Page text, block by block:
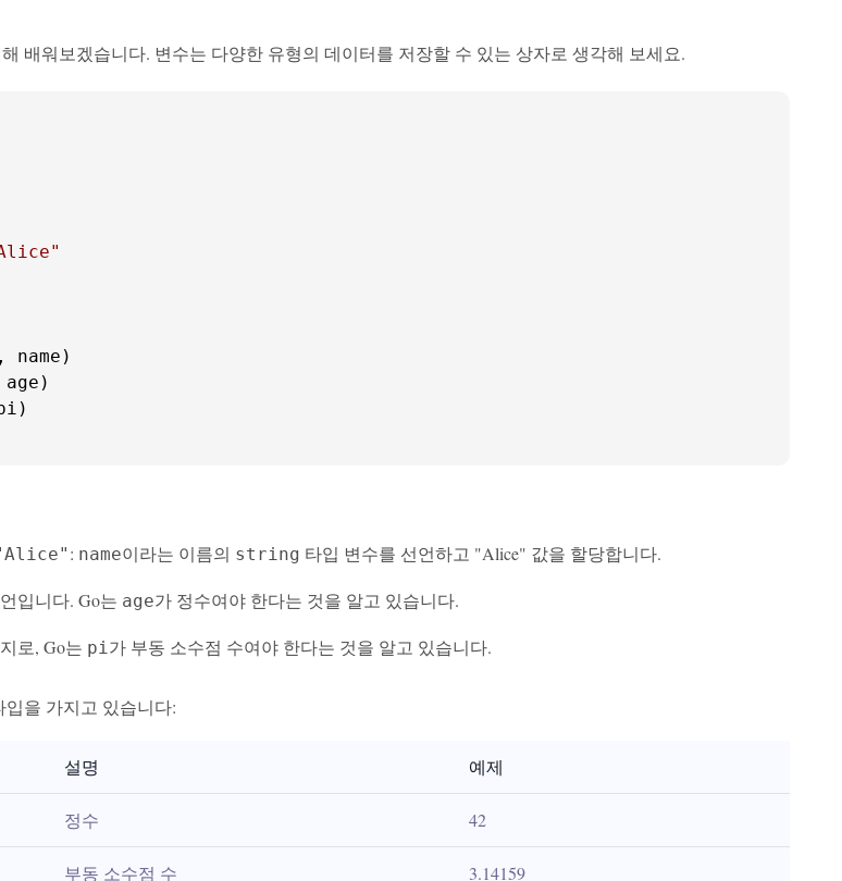
배워보겠습니다. 변수는 다양한 유형의 데이터를 저장할 수 있는 상자로 생각해 보세요.
, name)
: name이라는 이름의 string 타입 변수를 선언하고 "Alice" 값을 할당합니다.
입니다. Go는 age가 정수여야 한다는 것을 알고 있습니다.
로, Go는 pi가 부동 소수점 수여야 한다는 것을 알고 있습니다.
을 가지고 있습니다:
설명 예제
정수 42
부동 소수점 수 3.14159